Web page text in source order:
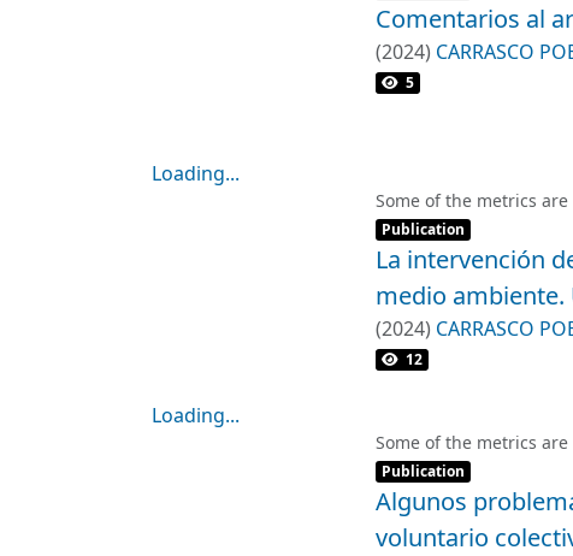
Loading...
Comentarios al
(2024) CARRASCO
5
Loading...
Some of the metrics
Item type:
Publication ,
La intervención
medio ambiente.
(2024) CARRASCO
12
Some of the metrics
Item type:
Publication ,
Algunos
voluntario